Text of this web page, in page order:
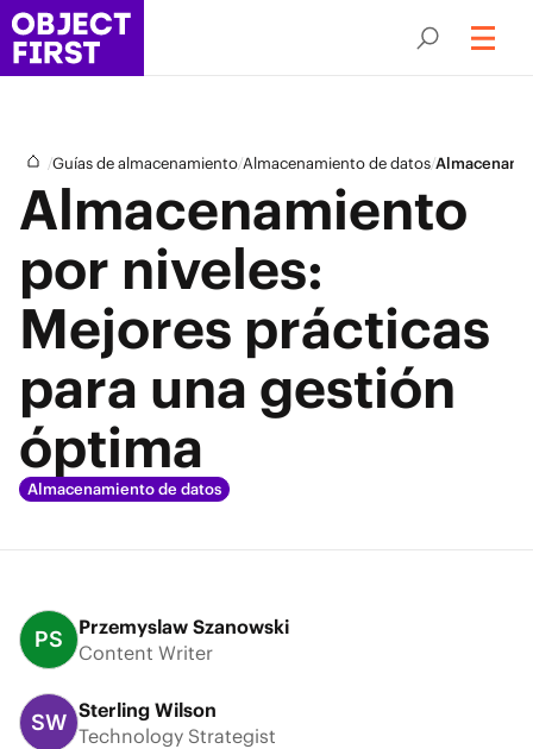
/Guías de almacenamiento/Almacenamiento de datos/
Almacenamiento
por niveles:
Mejores prácticas
para una gestión
óptima
Almacenamiento de datos
PS
Przemyslaw Szanowski
Content Writer
SW
Sterling Wilson
Technology Strategist